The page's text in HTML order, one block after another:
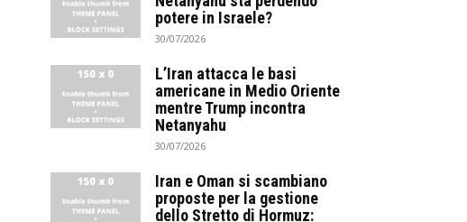
potere in Israele?
30/07/2026
L’Iran attacca le basi
americane in Medio Oriente
mentre Trump incontra
Netanyahu
30/07/2026
Iran e Oman si scambiano
proposte per la gestione
dello Stretto di Hormuz: